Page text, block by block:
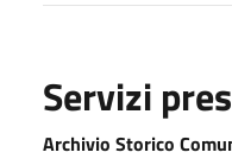
Servizi
Archivio Storico